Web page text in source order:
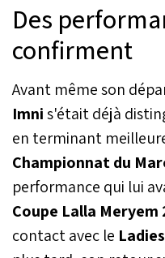
Des
confirment
Avant même son
Imnis'était déjà
en terminant
Championnat du
performance qui lui
Coupe Lalla Meryem
contact avec le